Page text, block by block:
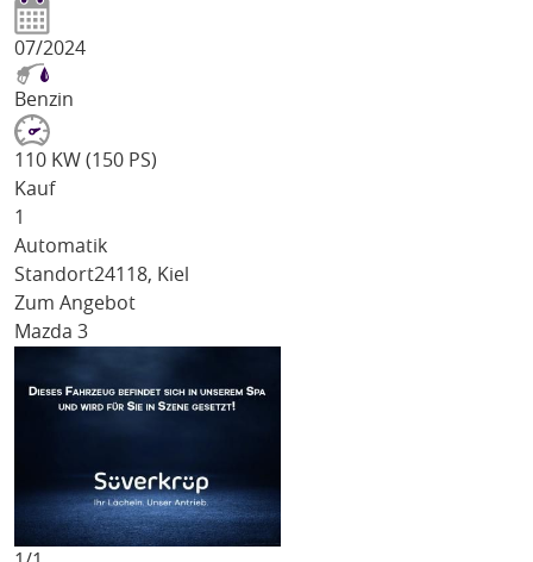
07/2024
Benzin
110 KW (150 PS)
Kauf
1
Automatik
Standort24118, Kiel
Zum Angebot
Mazda 3